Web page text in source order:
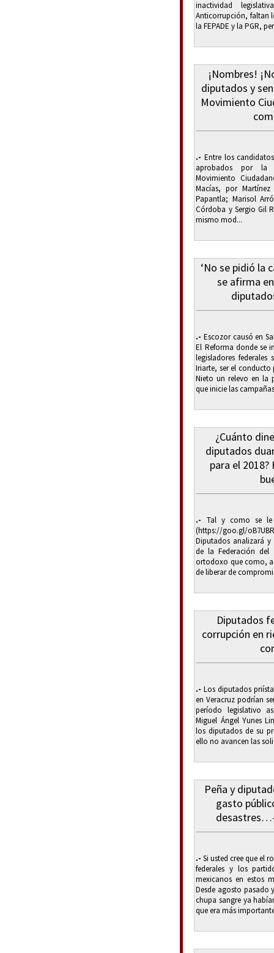
inactividad
Anticorrupción, faltan
la FEPADE y la PGR,
¡Nombres!
diputados y
Movimiento
.- Entre los
aprobados por la
Movimiento
Macías, por
Papantla; Marisol
Córdoba y Sergio Gil
mismo mod...
‘No se pidió la
se afirma
.- Escozor causó en
El Reforma donde se
legisladores
Iriarte, ser el conducto
Nieto un relevo en la
que inicie las
¿Cuánto
diputados
para el
.- Tal y como se le
(https://goo.gl/
Diputados analizará y
de la Federación del
ortodoxo que como,
de liberar de
Diputados
corrupción en
.- Los diputados
en Veracruz podrían
período legislativo
Miguel Ángel Yunes
los diputados de su
ello no avancen las
Peña y
gasto
.- Si usted cree que el
federales y los
mexicanos en estos
Desde agosto pasado
chupa sangre ya
que era más